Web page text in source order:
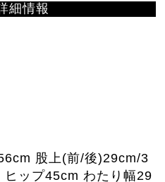
細情報
股上(前/後)29cm/3
ップ45cm わたり幅29